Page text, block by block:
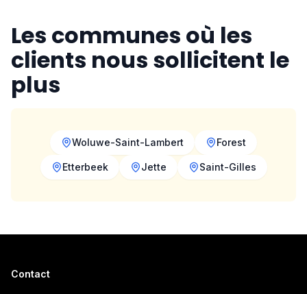
Les communes où les
clients nous sollicitent le
plus
Woluwe-Saint-Lambert Forest
Etterbeek Jette Saint-Gilles
Contact